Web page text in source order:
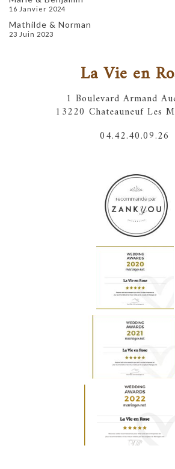
16 Janvier 2024
Mathilde & Norman
23 Juin 2023
La Vie en
1 Boulevard Armand
13220 Chateauneuf Les
04.42.40.09.26